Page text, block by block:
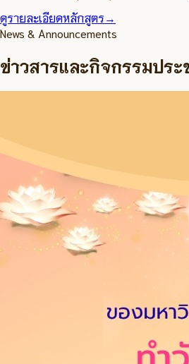
ดูรายละเอียดหลักสูตร→
News & Announcements
ข่าวสารและกิจกรรมปร